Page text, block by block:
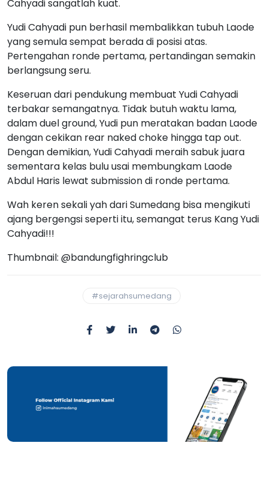
Cahyadi sangatlah kuat.
Yudi Cahyadi pun berhasil membalikkan tubuh Laode
yang semula sempat berada di posisi atas.
Pertengahan ronde pertama, pertandingan semakin
berlangsung seru.
Keseruan dari pendukung membuat Yudi Cahyadi
terbakar semangatnya. Tidak butuh waktu lama,
dalam duel ground, Yudi pun meratakan badan Laode
dengan cekikan rear naked choke hingga tap out.
Dengan demikian, Yudi Cahyadi meraih sabuk juara
sementara kelas bulu usai membungkam Laode
Abdul Haris lewat submission di ronde pertama.
Wah keren sekali yah dari Sumedang bisa mengikuti
ajang bergengsi seperti itu, semangat terus Kang Yudi
Cahyadi!!!
Thumbnail: @bandungfighringclub
#sejarahsumedang